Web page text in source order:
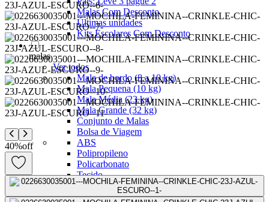
Malas Com Desconto
Últimas unidades
Kits Escolares Com Desconto
malas
Ver todos
Mala de bordo (8 a 10 kg)
Mala Pequena (10 kg)
Mala Média (23 kg)
Mala Grande (32 kg)
Conjunto de Malas
Bolsa de Viagem
ABS
Polipropileno
Policarbonato
Tecido
Para Levar à Bordo
Para Despachar
40%off